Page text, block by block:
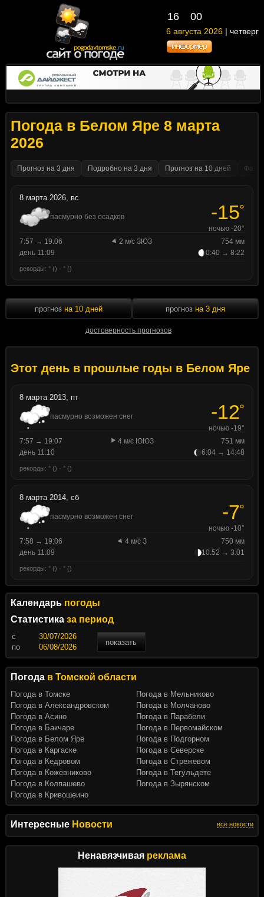
16 00
6 августа 2026 | четверг
Интересные Новости все новости
Ненавязчивая реклама
Погода в Белом Яре 8 марта
2026
Прогноз на 3 дня Подробно на 3 дня Прогноз на 10 дней
8 марта 2026, вс
пасмурно без осадков -15°
ночью -20°
7:57 → 19:06
2 м/с ЗЮЗ
754 мм
день 11:09
0:40 → 8:22
рекорды: ° () · ° ()
прогноз на 10 дней
достоверность прогнозов
прогноз на 3 дня
Этот день в прошлые годы в Белом Яре
8 марта 2013, пт
пасмурно возможен снег -12°
ночью -19°
7:57 → 19:07
4 м/с ЮЮЗ
751 мм
день 11:10
6:04 → 14:48
рекорды: ° () · ° ()
8 марта 2014, сб
пасмурно возможен снег -7°
ночью -10°
7:58 → 19:06
4 м/с З
750 мм
день 11:09
10:52 → 3:01
рекорды: ° () · ° ()
Календарь погоды
Статистика за период
c
показать
по
Погода в Томской области
Погода в Томске
Погода в Александровском
Погода в Асино
Погода в Бакчаре
Погода в Белом Яре
Погода в Каргаске
Погода в Кедровом
Погода в Кожевниково
Погода в Колпашево
Погода в Кривошеино
Погода в Мельниково
Погода в Молчаново
Погода в Парабели
Погода в Первомайском
Погода в Подгорном
Погода в Северске
Погода в Стрежевом
Погода в Тегульдете
Погода в Зырянском